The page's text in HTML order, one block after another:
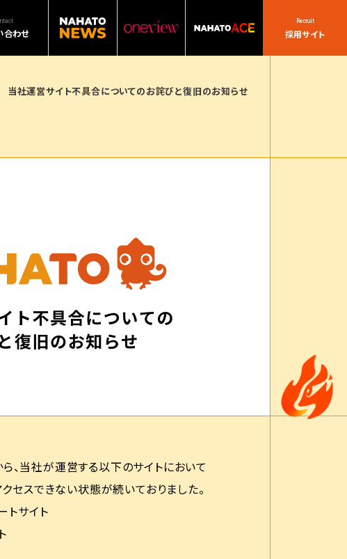
合わせ 採用サイト
Recruit
当社運営サイト不具合についてのお詫びと復旧のお知らせ
、当社が運営する以下のサイトにおいて
セスできない状態が続いておりました。
トサイト